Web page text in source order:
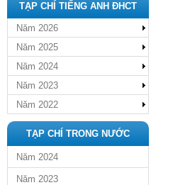
TẠP CHÍ TIẾNG ANH ĐHCT
Năm 2026
Năm 2025
Năm 2024
Năm 2023
Năm 2022
TẠP CHÍ TRONG NƯỚC
Năm 2024
Năm 2023